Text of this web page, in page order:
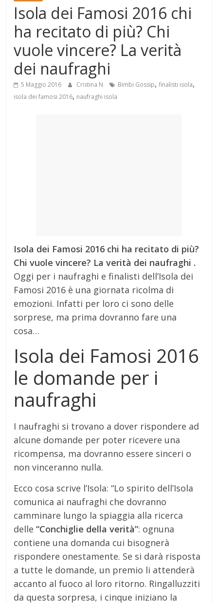
Mondo
Isola dei Famosi 2016 chi
ha recitato di più? Chi
vuole vincere? La verità
dei naufraghi
5 Maggio 2016 Cristina N Bimbi Gossip,finalisti isola,
isola dei famosi 2016, naufraghi isola
Isola dei Famosi 2016 chi ha recitato di più?
Chi vuole vincere? La verità dei naufraghi .
Oggi per i naufraghi e finalisti dell’Isola dei
Famosi 2016 è una giornata ricolma di
emozioni. Infatti per loro ci sono delle
sorprese, ma prima dovranno fare una
cosa…
Isola dei Famosi 2016
le domande per i
naufraghi
I naufraghi si trovano a dover rispondere ad
alcune domande per poter ricevere una
ricompensa, ma dovranno essere sinceri o
non vinceranno nulla.
Ecco cosa scrive l’Isola: “Lo spirito dell’Isola
comunica ai naufraghi che dovranno
camminare lungo la spiaggia alla ricerca
delle“Conchiglie della verità”: ognuna
contiene una domanda cui bisognerà
rispondere onestamente. Se si darà risposta
a tutte le domande, un premio li attenderà
accanto al fuoco al loro ritorno. Ringalluzziti
da questa sorpresa, i cinque iniziano la